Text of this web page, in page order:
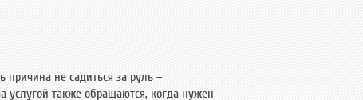
причина не садиться за руль –
услугой также обращаются, когда нужен